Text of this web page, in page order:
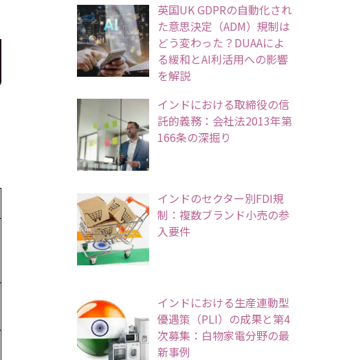
英国UK GDPRの自動化され
た意思決定（ADM）規制は
どう変わった？DUAAによ
る緩和とAI利活用への影響
を解説
インドにおける取締役の信
託的義務：会社法2013年第
166条の深掘り
インドのセクター別FDI規
制：複数ブランド小売の参
入要件
インドにおける生産連動型
優遇策（PLI）の成果と第4
次募集：白物家電分野の最
新事例